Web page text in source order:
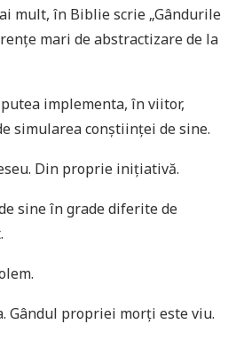
mult, în Biblie scrie „Gândurile
mari de abstractizare de la
implementa, în viitor,
simularea conștiinței de sine.
Din proprie inițiativă.
sine în grade diferite de
Gândul propriei morți este viu.